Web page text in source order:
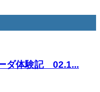
ダ体験記 02.1...